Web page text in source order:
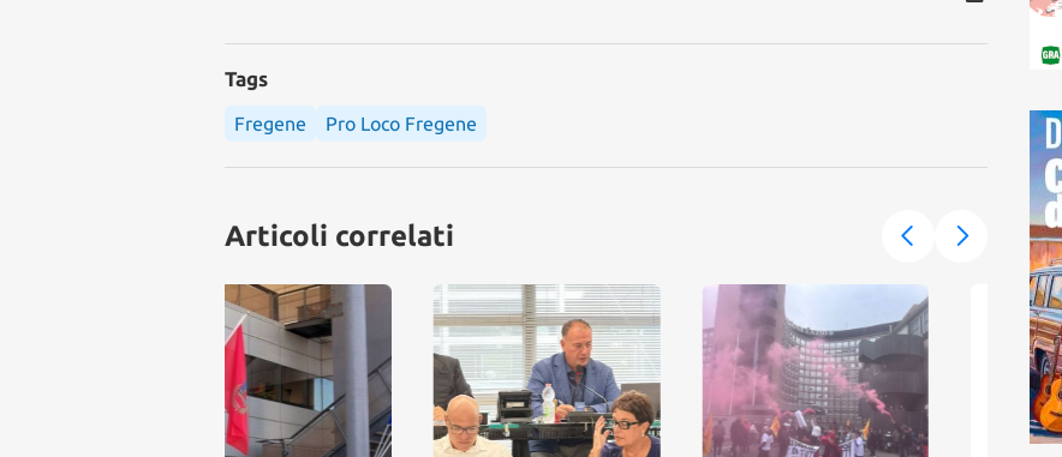
Tags
Fregene Pro Loco Fregene
Articoli correlati